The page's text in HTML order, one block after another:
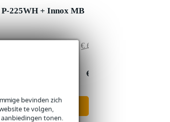
bevinden zich
te volgen,
tonen.
P-225WH + Innox MB
€ 601,10
€ 600,-
In mijn winkelwagen